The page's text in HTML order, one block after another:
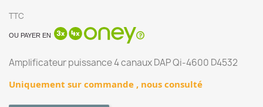
TTC
OU PAYER EN
Amplificateur puissance 4 canaux DAP Qi-4600 D4532
Uniquement sur commande , nous consulté